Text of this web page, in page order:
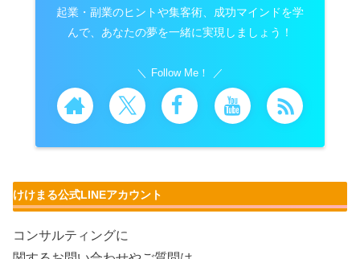
起業・副業のヒントや集客術、成功マインドを学
んで、あなたの夢を一緒に実現しましょう！
Follow Me！
けけまる公式LINEアカウント
コンサルティングに